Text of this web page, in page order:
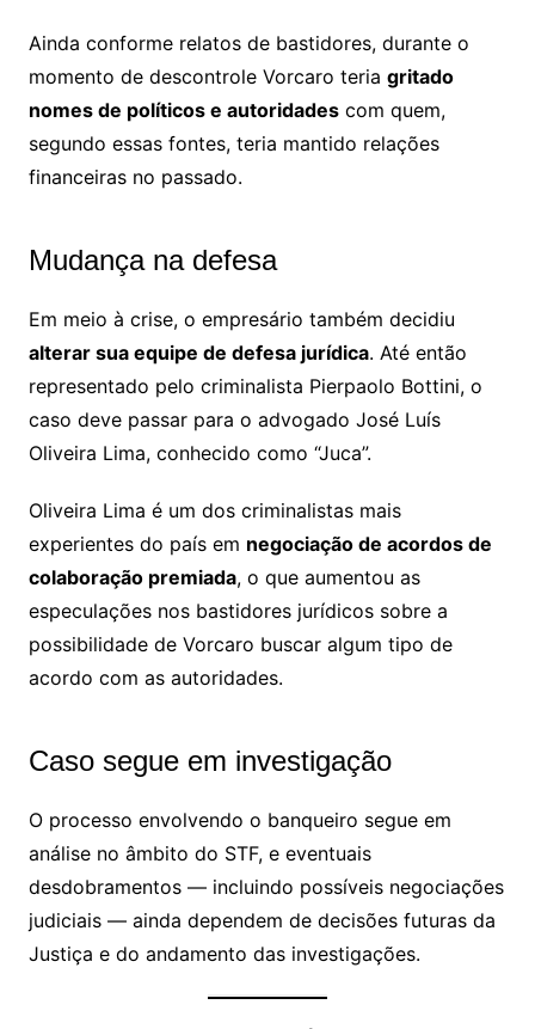
Ainda conforme relatos de bastidores, durante o
momento de descontrole Vorcaro teria gritado
nomes de políticos e autoridadescom quem,
segundo essas fontes, teria mantido relações
financeiras no passado.
Mudança na defesa
Em meio à crise, o empresário também decidiu
alterar sua equipe de defesa jurídica. Até então
representado pelo criminalista Pierpaolo Bottini, o
caso deve passar para o advogado José Luís
Oliveira Lima, conhecido como “Juca”.
Oliveira Lima é um dos criminalistas mais
experientes do país em negociação de acordos de
colaboração premiada, o que aumentou as
especulações nos bastidores jurídicos sobre a
possibilidade de Vorcaro buscar algum tipo de
acordo com as autoridades.
Caso segue em investigação
O processo envolvendo o banqueiro segue em
análise no âmbito do STF, e eventuais
desdobramentos — incluindo possíveis negociações
judiciais — ainda dependem de decisões futuras da
Justiça e do andamento das investigações.